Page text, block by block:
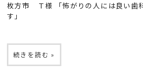
枚方市 Ｔ様 「怖がりの人には良い歯
す」
続きを読む »